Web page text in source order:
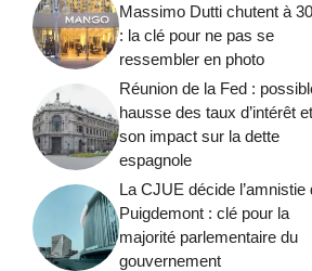
Massimo Dutti chutent à
: la clé pour ne pas se
ressembler en photo
Réunion de la Fed :
hausse des taux d’intérêt et
son impact sur la dette
espagnole
La CJUE décide l’amnistie
Puigdemont : clé pour la
majorité parlementaire du
gouvernement